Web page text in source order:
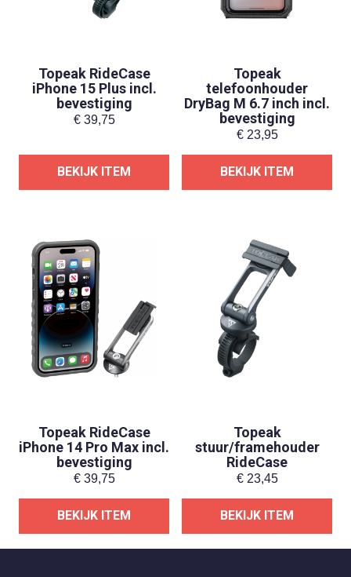
Topeak RideCase
iPhone 15 Plus incl.
bevestiging
€39,75
BEKIJK ITEM
Topeak
telefoonhouder
DryBag M 6.7 inch incl.
bevestiging
€23,95
BEKIJK ITEM
Topeak RideCase
iPhone 14 Pro Max incl.
bevestiging
€39,75
BEKIJK ITEM
Topeak
stuur/framehouder
RideCase
€23,45
BEKIJK ITEM